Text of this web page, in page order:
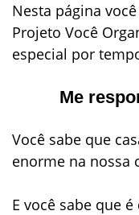
Nesta página
Projeto Você
especial por
Me
Você sabe que
enorme na nossa
E você sabe que